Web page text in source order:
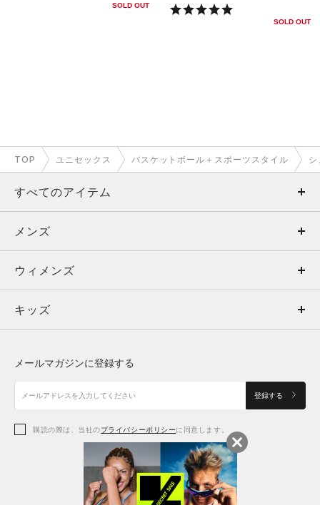
SOLD OUT
SOLD OUT
TOP ユニセックス バスケットボール＋スポーツスタイル
すべてのアイテム
メンズ
ウィメンズ
キッズ
アクセサリー
メンズ
トップス
ボトムス
アクセサリー
ウィメンズ
トップス
シューズ
アクセサリー
キッズ
シューズ
メールマガジンに登録する
登録する
購読の際は、当社のプライバシーポリシーに同意します。